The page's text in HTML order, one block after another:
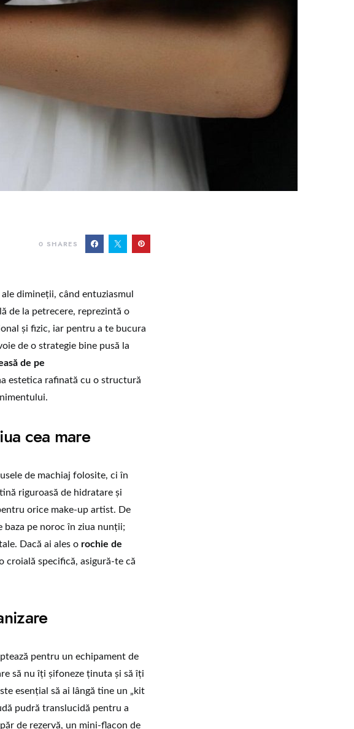
0 SHARES
dimineții, când entuziasmul
de la petrecere, reprezintă o
și fizic, iar pentru a te bucura
de o strategie bine pusă la
de pe
estetica rafinată cu o structură
cea mare
de machiaj folosite, ci în
riguroasă de hidratare și
orice make-up artist. De
baza pe noroc în ziua nunții;
Dacă ai ales o rochie de
croială specifică, asigură-te că
pentru un echipament de
să nu îți șifoneze ținuta și să îți
esențial să ai lângă tine un „kit
pudră translucidă pentru a
de rezervă, un mini-flacon de